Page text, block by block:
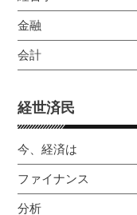
金融
会計
経世済民
今、経済は
ファイナンス
分析